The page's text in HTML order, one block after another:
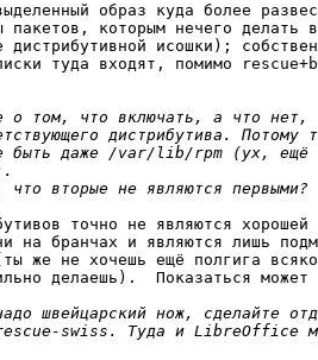
образ куда более
пакетов, которым нечего делать
дистрибутивной исошки);
туда входят, помимо
точно не являются хорошей
на бранчах и являются лишь
же не хочешь ещё полгига
делаешь).  Показаться